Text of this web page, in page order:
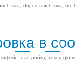
viva dopod touch viva
htc
в
настройка текст